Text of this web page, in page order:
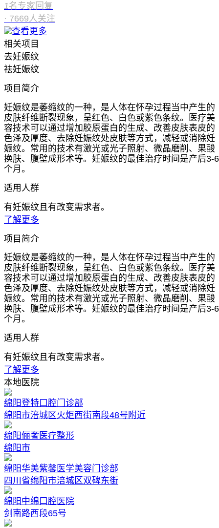
1名专家回复
· 7669人关注
查看更多
相关项目
去妊娠纹
祛妊娠纹
项目简介
妊娠纹是萎缩纹的一种，是人体在怀孕过程当中产生的
皮肤纤维断裂现象，呈红色、白色或紫色条纹。医疗美
容技术可以通过增加胶原蛋白的生成、改善皮肤表皮的
色泽及厚度、去除妊娠纹处皮肤等方式，减轻或消除妊
娠纹。常用的技术有激光或光子照射、微晶磨削、果酸
换肤、腹壁成形术等。妊娠纹的最佳治疗时间是产后3-6
个月。
适用人群
有妊娠纹且有改变需求者。
了解更多
项目简介
妊娠纹是萎缩纹的一种，是人体在怀孕过程当中产生的
皮肤纤维断裂现象，呈红色、白色或紫色条纹。医疗美
容技术可以通过增加胶原蛋白的生成、改善皮肤表皮的
色泽及厚度、去除妊娠纹处皮肤等方式，减轻或消除妊
娠纹。常用的技术有激光或光子照射、微晶磨削、果酸
换肤、腹壁成形术等。妊娠纹的最佳治疗时间是产后3-6
个月。
适用人群
有妊娠纹且有改变需求者。
了解更多
本地医院
绵阳登特口腔门诊部
绵阳市涪城区火炬西街南段48号附近
绵阳俪奢医疗整形
绵阳市
绵阳华美紫馨医学美容门诊部
四川省绵阳市涪城区双碑东街
绵阳中绵口腔医院
剑南路西段65号